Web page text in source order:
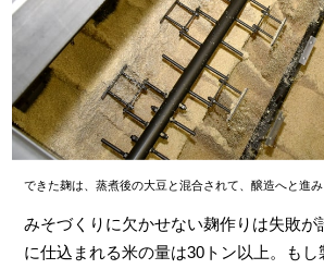
できた麹は、蒸煮後の大豆と混合されて、醸造へと進み
みそづくりに欠かせない麹作りは失敗が
に仕込まれる米の量は30トン以上。もし